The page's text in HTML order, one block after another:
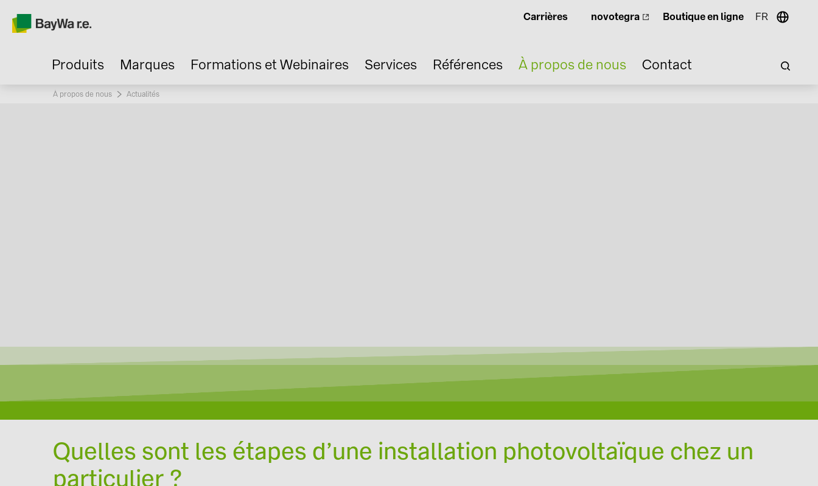
Carrières novotegra Boutique en ligne FR
Produits Marques Formations et Webinaires Services Références À propos de nous Contact
À propos de nous Current:
Actualités
Quelles sont les étapes d’une installation photovoltaïque chez un
particulier ?